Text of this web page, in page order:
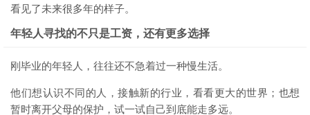
看见了未来很多年的样子。
年轻人寻找的不只是工资，还有更多选择
刚毕业的年轻人，往往还不急着过一种慢生活。
他们想认识不同的人，接触新的行业，看看更大的世界；也想
暂时离开父母的保护，试一试自己到底能走多远。